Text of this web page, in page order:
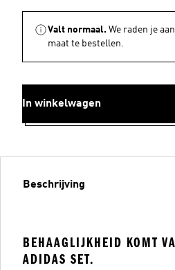
Valt normaal. We raden je
maat te bestellen.
In winkelwagen
Beschrijving
BEHAAGLIJKHEID KOMT
ADIDAS SET.